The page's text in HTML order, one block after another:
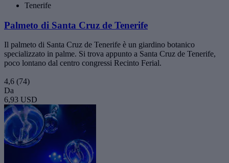
Tenerife
Palmeto di Santa Cruz de Tenerife
Il palmeto di Santa Cruz de Tenerife è un giardino botanico
specializzato in palme. Si trova appunto a Santa Cruz de Tenerife,
poco lontano dal centro congressi Recinto Ferial.
4,6 (74)
Da
6,93 USD